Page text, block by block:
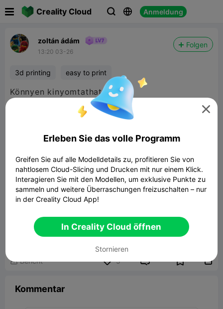
Creality Cloud   Anmeldung
zoltán ádám
13:20 03-26
Folgen
3d printing easy to print
Könnyen kinyomtatható.
Amphiptere Flexible Baby Dragon
Zugehöriges 3D-Modell
 Bericht 5  
Kommentar

Erleben Sie das volle Programm
Greifen Sie auf alle Modelldetails zu, profitieren Sie von
nahtlosem Cloud-Slicing und Drucken mit nur einem Klick.
Interagieren Sie mit den Modellen, um exklusive Punkte zu
sammeln und weitere Überraschungen freizuschalten – nur
in der Creality Cloud App!
In Creality Cloud öffnen
Stornieren